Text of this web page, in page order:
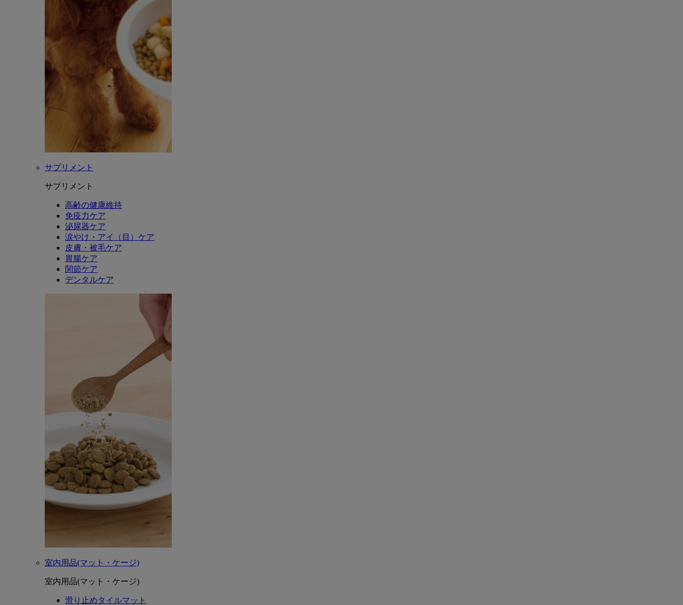
サプリメント
サプリメント
高齢の健康維持
免疫力ケア
泌尿器ケア
涙やけ・アイ（目）ケア
皮膚・被毛ケア
胃腸ケア
関節ケア
デンタルケア
室内用品(マット・ケージ)
室内用品(マット・ケージ)
滑り止めタイルマット